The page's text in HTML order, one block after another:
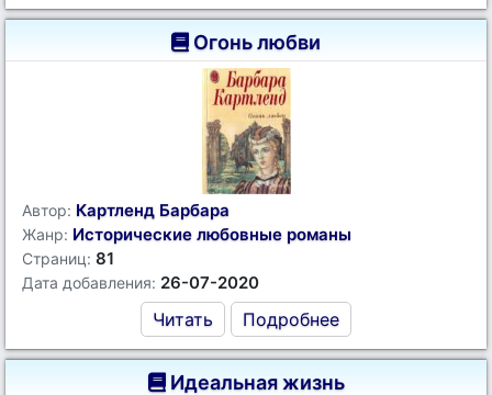
Огонь любви
Автор: Картленд Барбара
Жанр: Исторические любовные романы
Страниц: 81
Дата добавления: 26-07-2020
Читать Подробнее
Идеальная жизнь